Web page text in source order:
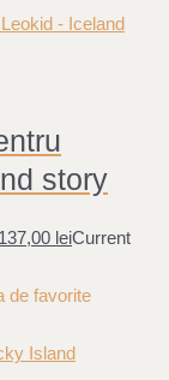
story
137,00 leiCurrent
de favorite